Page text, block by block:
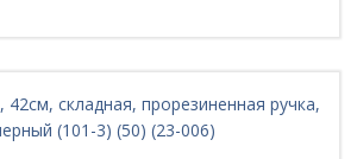
42см, складная, прорезиненная ручка,
(101-3) (50) (23-006)